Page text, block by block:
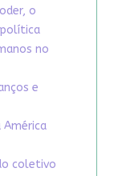
o
no
e
coletivo